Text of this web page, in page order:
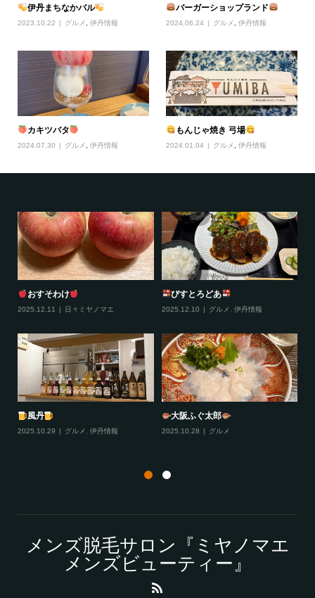
伊丹まちなかバル
2023.10.22 グルメ 伊丹情報
バーガーショップランド
2024.06.24 グルメ ,伊丹情報
カキツバタ
2024.07.30 グルメ 伊丹情報
もんじゃ焼き 弓場
2024.01.04 グルメ ,伊丹情報
おすそわけ
2025.12.11 日々ミヤノマエ
びすとろどあ
2025.12.10 グルメ 伊丹情報
風丹
2025.10.29 グルメ , 伊丹情報
大阪ふぐ太郎
2025.10.28 グルメ
メンズ脱毛サロン『ミヤノマエ
メンズビューティー』